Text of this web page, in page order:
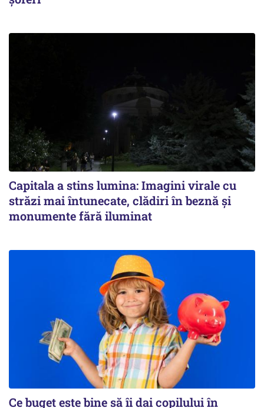
Capitala a stins lumina: Imagini virale cu
străzi mai întunecate, clădiri în beznă și
monumente fără iluminat
Ce buget este bine să îi dai copilului în